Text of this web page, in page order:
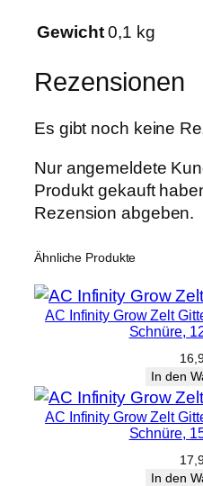
e
g
Gewicht 0,1 kg
Rezensionen
Es gibt noch keine
Nur angemeldete
Produkt gekauft
Rezension abgeben.
Ähnliche Produkte
AC Infinity Grow Zelt
Schnüre,
In den
AC Infinity Grow Zelt
Schnüre,
In den